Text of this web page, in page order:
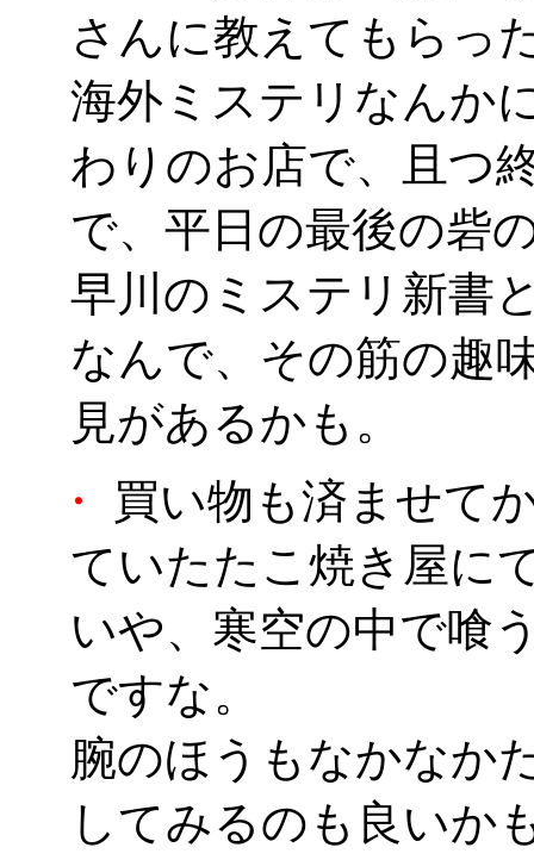
さんに教えてもらっ
海外ミステリなんか
わりのお店で、且つ
で、平日の最後の砦
早川のミステリ新書
なんで、その筋の趣
見があるかも。
・
買い物も済ませて
ていたたこ焼き屋に
いや、寒空の中で喰
ですな。
腕のほうもなかなか
してみるのも良いか